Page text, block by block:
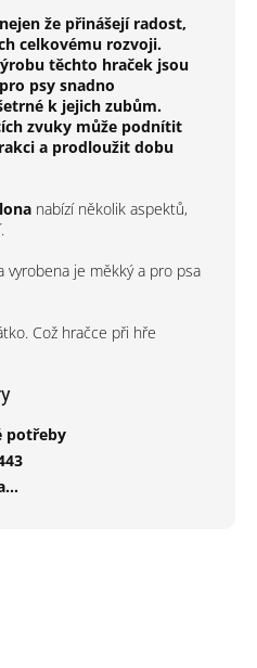
že přinášejí radost,
celkovému rozvoji.
těchto hraček jsou
psy snadno
k jejich zubům.
zvuky může podnítit
a prodloužit dobu
nabízí několik aspektů,
vyrobena je měkký a pro psa
Což hračce při hře
potřeby